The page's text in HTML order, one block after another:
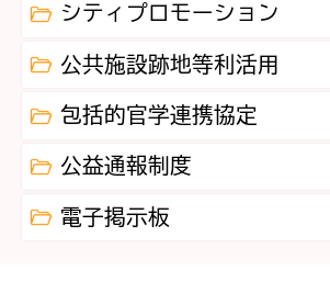
シティプロモーション
公共施設跡地等利活用
包括的官学連携協定
公益通報制度
電子掲示板